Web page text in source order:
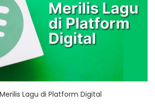
Lagu di Platform Digital